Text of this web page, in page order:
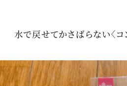
水で戻せてかさばらない〈コ